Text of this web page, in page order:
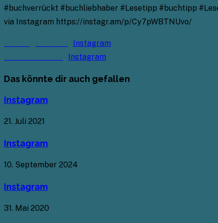
#buchverrückt #buchliebhaber #Lesetipp #buchtipp
via Instagram https://instagr.am/p/Cy7pWBTNUvo/
Instagram
Instagram
Das könnte dir auch gefallen
Instagram
21. Juli 2021
Instagram
10. September 2024
Instagram
31. Mai 2020